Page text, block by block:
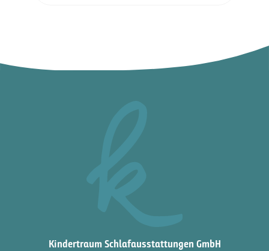
Kindertraum Schlafausstattungen GmbH